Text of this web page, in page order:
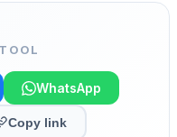
WhatsApp
Copy link